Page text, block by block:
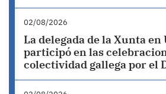
02/08/2026
La delegada de la Xunta
participó en las
colectividad gallega por el